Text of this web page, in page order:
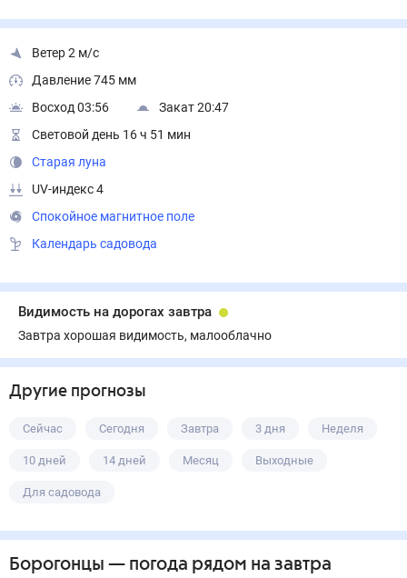
Ветер 2 м/с
Давление 745 мм
Восход 03:56
Закат 20:47
Световой день 16 ч 51 мин
Старая луна
UV-индекс 4
Спокойное магнитное поле
Календарь садовода
Видимость на дорогах завтра
Завтра хорошая видимость, малооблачно
Другие прогнозы
Сейчас Сегодня Завтра 3 дня Неделя
10 дней 14 дней Месяц Выходные
Для садовода
Борогонцы — погода рядом на завтра